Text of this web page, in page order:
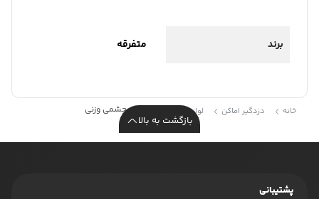
برند متفرقه
خانه دزدگیر اماکن لوازم جانبی دزدگیر چشمی وزنی
بازگشت به بالا
پشتیبانی